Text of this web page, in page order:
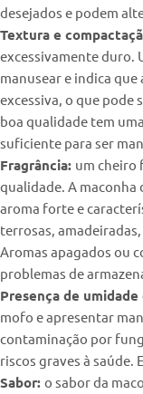
desejados e podem
Textura e
excessivamente duro.
manusear e indica
excessiva, o que pode
boa qualidade tem
suficiente para ser
Fragrância: um cheiro
qualidade. A
aroma forte e
terrosas,
Aromas apagados ou
problemas de
Presença de
mofo e apresentar
contaminação por
riscos graves à saúde.
Sabor: o sabor da